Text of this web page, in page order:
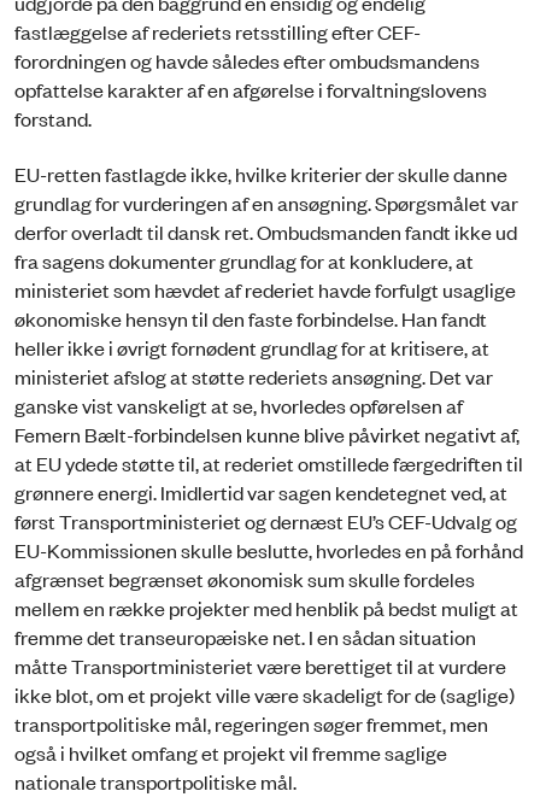
fastlæggelse af rederiets retsstilling efter CEF-
forordningen og havde således efter ombudsmandens
opfattelse karakter af en afgørelse i forvaltningslovens
forstand.
EU-retten fastlagde ikke, hvilke kriterier der skulle danne
grundlag for vurderingen af en ansøgning. Spørgsmålet var
derfor overladt til dansk ret. Ombudsmanden fandt ikke ud
fra sagens dokumenter grundlag for at konkludere, at
ministeriet som hævdet af rederiet havde forfulgt usaglige
økonomiske hensyn til den faste forbindelse. Han fandt
heller ikke i øvrigt fornødent grundlag for at kritisere, at
ministeriet afslog at støtte rederiets ansøgning. Det var
ganske vist vanskeligt at se, hvorledes opførelsen af
Femern Bælt-forbindelsen kunne blive påvirket negativt af,
at EU ydede støtte til, at rederiet omstillede færgedriften til
grønnere energi. Imidlertid var sagen kendetegnet ved, at
først Transportministeriet og dernæst EU’s CEF-Udvalg og
EU-Kommissionen skulle beslutte, hvorledes en på forhånd
afgrænset begrænset økonomisk sum skulle fordeles
mellem en række projekter med henblik på bedst muligt at
fremme det transeuropæiske net. I en sådan situation
måtte Transportministeriet være berettiget til at vurdere
ikke blot, om et projekt ville være skadeligt for de (saglige)
transportpolitiske mål, regeringen søger fremmet, men
også i hvilket omfang et projekt vil fremme saglige
nationale transportpolitiske mål.